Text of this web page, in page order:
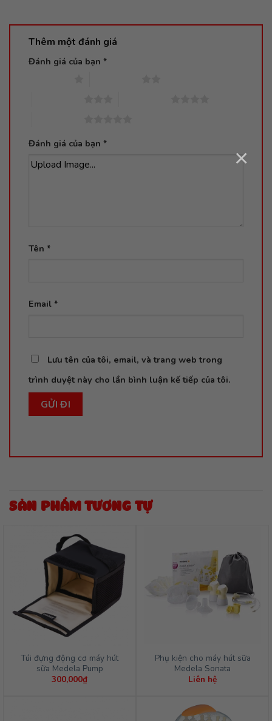
Upload Image... ×
Thêm một đánh giá
Đánh giá của bạn *
Đánh giá của bạn *
Tên *
Email *
Lưu tên của tôi, email, và trang web trong
trình duyệt này cho lần bình luận kế tiếp của tôi.
SẢN PHẨM TƯƠNG TỰ
Túi đựng động cơ máy hút
sữa Medela Pump
300,000₫
Phụ kiện cho máy hút sữa
Medela Sonata
Liên hệ